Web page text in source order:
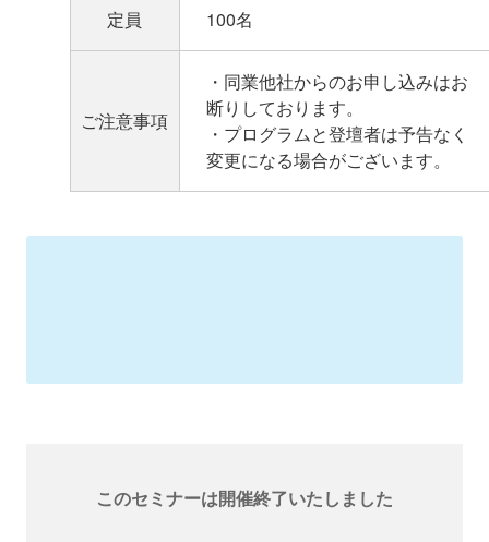
定員 100名
ご注意事項
・同業他社からのお申し込みはお
断りしております。
・プログラムと登壇者は予告なく
変更になる場合がございます。
このセミナーは開催終了いたしました